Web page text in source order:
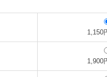
1,150
1,900